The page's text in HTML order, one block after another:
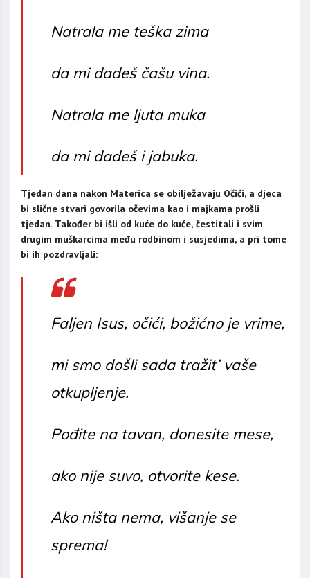
Natrala me teška zima
da mi dadeš čašu vina.
Natrala me ljuta muka
da mi dadeš i jabuka.
Tjedan dana nakon Materica se obilježavaju Očići, a djeca
bi slične stvari govorila očevima kao i majkama prošli
tjedan. Također bi išli od kuće do kuće, čestitali i svim
drugim muškarcima među rodbinom i susjedima, a pri tome
bi ih pozdravljali:
Faljen Isus, očići, božićno je vrime,
mi smo došli sada tražit’ vaše
otkupljenje.
Pođite na tavan, donesite mese,
ako nije suvo, otvorite kese.
Ako ništa nema, višanje se
sprema!